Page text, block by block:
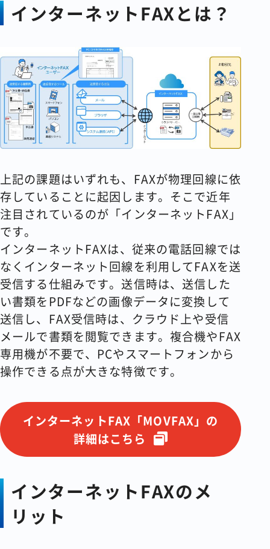
インターネットFAXとは？
上記の課題はいずれも、FAXが物理回線に依
存していることに起因します。そこで近年
注目されているのが「インターネットFAX」
です。
インターネットFAXは、従来の電話回線では
なくインターネット回線を利用してFAXを送
受信する仕組みです。送信時は、送信した
い書類をPDFなどの画像データに変換して
送信し、FAX受信時は、クラウド上や受信
メールで書類を閲覧できます。複合機やFAX
専用機が不要で、PCやスマートフォンから
操作できる点が大きな特徴です。
インターネットFAX「MOVFAX」の
詳細はこちら
インターネットFAXのメ
リット